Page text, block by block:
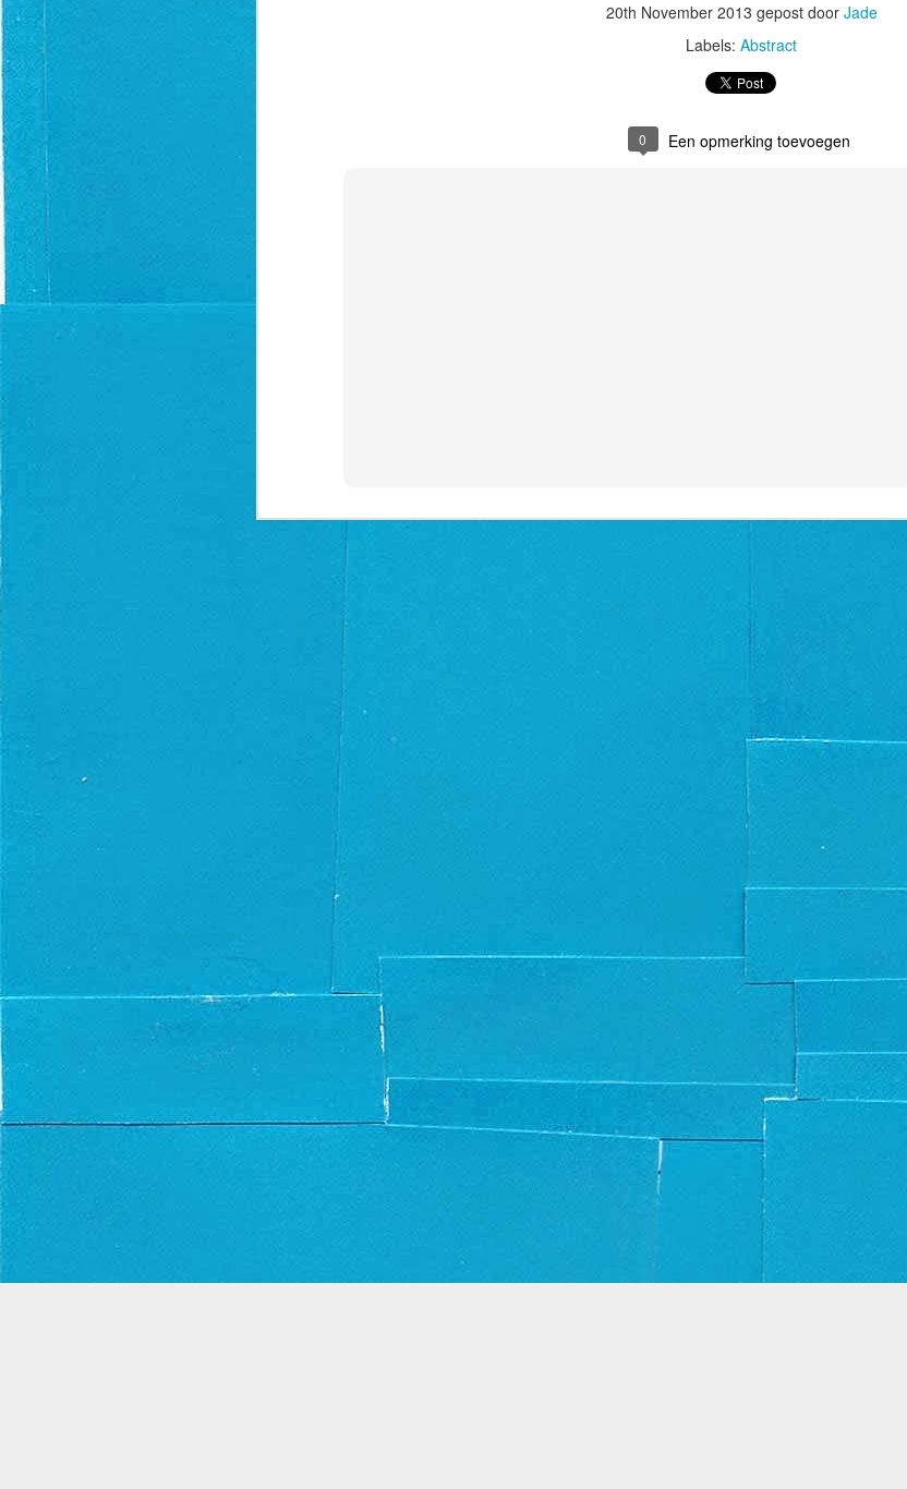
20th November 2013 gepost door Jade
Labels: Abstract
0 Een opmerking toevoegen
Thema Dynamische weergaven. Mogelijk gemaakt door